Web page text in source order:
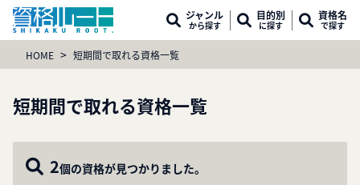
ジャンル
から探す
目的別
に探す
資格名
で探す
HOME > 短期間で取れる資格一覧
短期間で取れる資格一覧
2個の資格が見つかりました。